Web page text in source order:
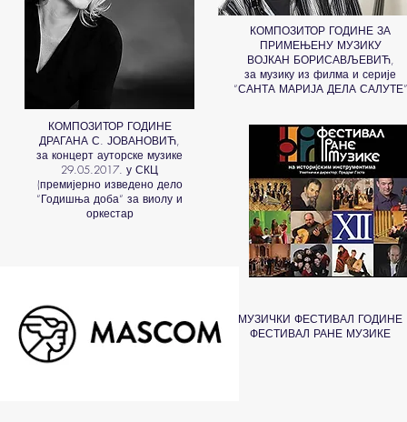
КОМПОЗИТОР ГОДИНЕ
ДРАГАНА С. ЈОВАНОВИЋ,
за концерт ауторске музике
29.05.2017. у СКЦ
(премијерно изведено дело
“Годишња доба“ за виолу и
оркестар
КОМПОЗИТОР ГОДИНЕ ЗА
ПРИМЕЊЕНУ МУЗИКУ
ВОЈКАН БОРИСАВЉЕВИЋ,
за музику из филма и серије
“САНТА МАРИЈА ДЕЛА САЛУТЕ”
МУЗИЧКИ ФЕСТИВАЛ ГОДИНЕ
ФЕСТИВАЛ РАНЕ МУЗИКЕ